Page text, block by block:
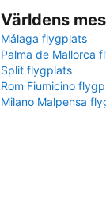
Världens
Málaga flygplats
Palma de Mallorca
Split flygplats
Rom Fiumicino
Milano Malpensa